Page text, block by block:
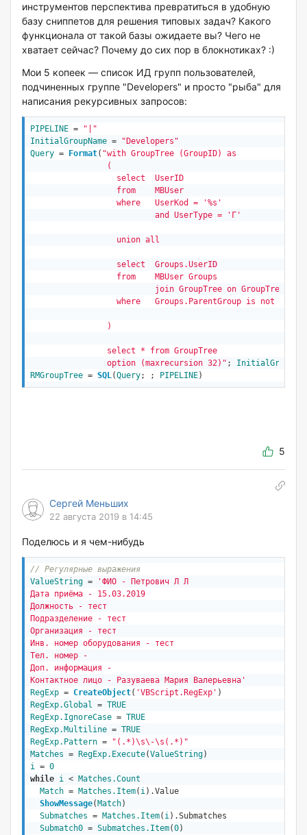
инструментов перспектива превратиться в удобную
базу сниппетов для решения типовых задач? Какого
функционала от такой базы ожидаете вы? Чего не
хватает сейчас? Почему до сих пор в блокнотиках? :)
Мои 5 копеек — список ИД групп пользователей,
подчиненных группе "Developers" и просто "рыба" для
написания рекурсивных запросов:
PIPELINE =
"|"
InitialGroupName =
"Developers"
Query = Format( "with GroupTree (GroupID) as
                (
                  select  UserID
                  from    MBUser
                  where   UserKod = '%s'
                          and UserType = 'Г'
                  union all
                  select  Groups.UserID
                  from    MBUser Groups
join GroupTree on
                  where   Groups.ParentGroup is not null
                )
                select * from GroupTree
                option (maxrecursion 32)"
;
RMGroupTree = SQL(Query; ; PIPELINE)
5
Сергей Меньших
22 августа 2019 в 14:45
Поделюсь и я чем-нибудь
// Регулярные выражения
ValueString =
'ФИО - Петрович Л Л
Дата приёма - 15.03.2019
Должность - тест
Подразделение - тест
Организация - тест
Инв. номер оборудования - тест
Тел. номер -
Доп. информация -
Контактное лицо - Разуваева Мария Валерьевна'
RegExp = CreateObject( 'VBScript.RegExp' )
RegExp.Global = TRUE
RegExp.IgnoreCase = TRUE
RegExp.Multiline = TRUE
RegExp.Pattern =
"(.*)\s\-\s(.*)"
Matches = RegExp.Execute(ValueString
i = 0
while i < Matches.Count
Match = Matches.Item( i).Value
ShowMessage( Match)
Submatches = Matches.Item( i).Submatches
Submatch0 = Submatches.Item(0)